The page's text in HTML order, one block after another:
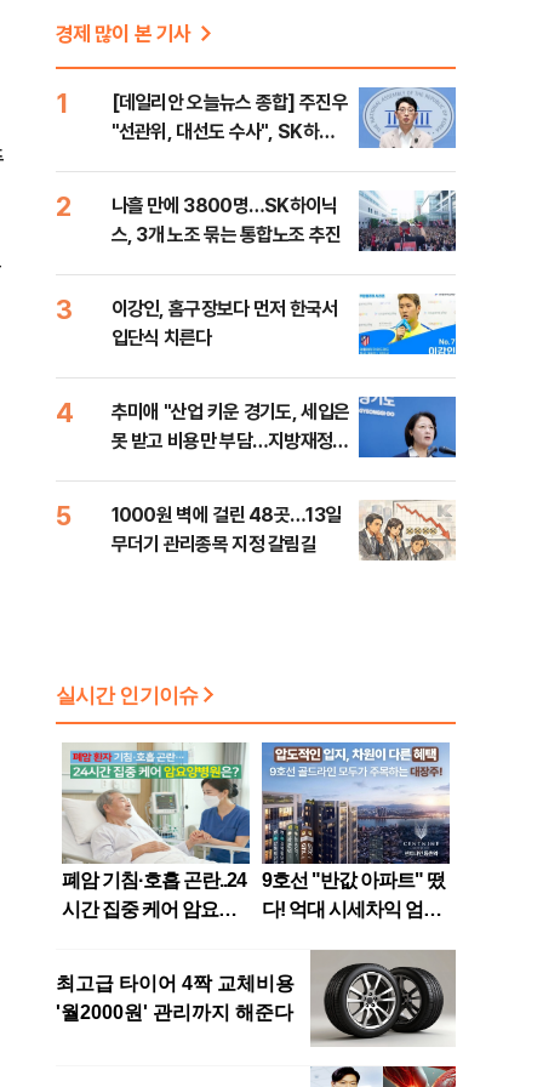
경제 많이 본 기사
1
[데일리안 오늘뉴스 종합] 주진우
"선관위, 대선도 수사", SK하이
2
나흘 만에 3800명…SK하이닉
스, 3개 노조 묶는 통합노조 추진
3
이강인, 홈구장보다 먼저 한국서
입단식 치른다
4
추미애 "산업 키운 경기도, 세입은
못 받고 비용만 부담…지방재정
5
1000원 벽에 걸린 48곳…13일
무더기 관리종목 지정 갈림길